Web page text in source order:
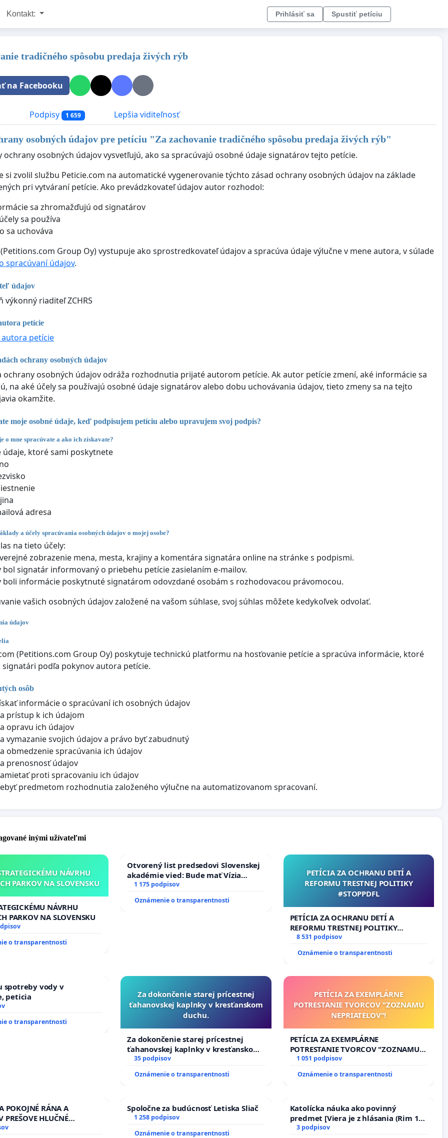
Kontakt: Prihlásiť sa Spustiť petíciu
tradičného spôsobu predaja živých rýb
na Facebooku
Podpisy 1 659 Lepšia viditeľnosť
osobných údajov pre petíciu "Za zachovanie tradičného spôsobu predaja živých rýb"
ochrany osobných údajov vysvetľujú, ako sa spracúvajú osobné údaje signatárov tejto petície.
si zvolil službu Peticie.com na automatické vygenerovanie týchto zásad ochrany osobných údajov na základe
pri vytváraní petície. Ako prevádzkovateľ údajov autor rozhodol:
sa zhromažďujú od signatárov
sa používa
sa uchováva
Group Oy) vystupuje ako sprostredkovateľ údajov a spracúva údaje výlučne v mene autora, v súlade
spracúvaní údajov.
údajov
výkonný riaditeľ ZCHRS
petície
petície
ochrany osobných údajov
ochrany osobných údajov odráža rozhodnutia prijaté autorom petície. Ak autor petície zmení, aké informácie sa
na aké účely sa používajú osobné údaje signatárov alebo dobu uchovávania údajov, tieto zmeny sa na tejto
okamžite.
moje osobné údaje, keď podpisujem petíciu alebo upravujem svoj podpis?
o mne spracúvate a ako ich získavate?
údaje, ktoré sami poskytnete
adresa
a účely spracúvania osobných údajov o mojej osobe?
na tieto účely:
zobrazenie mena, mesta, krajiny a komentára signatára online na stránke s podpismi.
bol signatár informovaný o priebehu petície zasielaním e-mailov.
boli informácie poskytnuté signatárom odovzdané osobám s rozhodovacou právomocou.
vašich osobných údajov založené na vašom súhlase, svoj súhlas môžete kedykoľvek odvolať.
údajov
(Petitions.com Group Oy) poskytuje technickú platformu na hosťovanie petície a spracúva informácie, ktoré
signatári podľa pokynov autora petície.
osôb
informácie o spracúvaní ich osobných údajov
prístup k ich údajom
opravu ich údajov
vymazanie svojich údajov a právo byť zabudnutý
obmedzenie spracúvania ich údajov
prenosnosť údajov
proti spracovaniu ich údajov
predmetom rozhodnutia založeného výlučne na automatizovanom spracovaní.
inými užívateľmi
NÁVRHU
PARKOV NA SLOVENSKU
NÁVRHU
PARKOV NA SLOVENSKU
o transparentnosti
Otvorený list predsedovi Slovenskej
akadémie vied: Bude mať Vízia
Slovenska 2040 mravnú chrbticu?
1 175 podpisov
Oznámenie o transparentnosti
PETÍCIA ZA OCHRANU DETÍ A
REFORMU TRESTNEJ POLITIKY
#STOPPDFL
PETÍCIA ZA OCHRANU DETÍ A
REFORMU TRESTNEJ POLITIKY
#STOPPDFL
8 531 podpisov
Oznámenie o transparentnosti
spotreby vody v
peticia
o transparentnosti
Za dokončenie starej prícestnej
ťahanovskej kaplnky v kresťanskom
duchu.
Za dokončenie starej prícestnej
ťahanovskej kaplnky v kresťanskom
duchu.
35 podpisov
Oznámenie o transparentnosti
PETÍCIA ZA EXEMPLÁRNE
POTRESTANIE TVORCOV "ZOZNAMU
NEPRIATEĽOV"!
PETÍCIA ZA EXEMPLÁRNE
POTRESTANIE TVORCOV "ZOZNAMU
NEPRIATEĽOV"!
1 051 podpisov
Oznámenie o transparentnosti
POKOJNÉ RÁNA A
PREŠOVE HLUČNÉ
PRÁCE V SOBOTU LEN OD
Spoločne za budúcnosť Letiska Sliač
1 258 podpisov
Oznámenie o transparentnosti
Katolícka náuka ako povinný
predmet [Viera je z hlásania (Rim 10,
17)]
3 podpisov